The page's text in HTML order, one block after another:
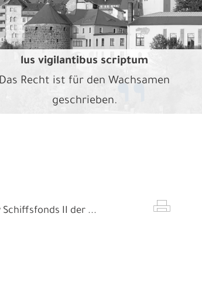
lus vigilantibus scriptum
Das Recht ist für den Wachsamen
geschrieben.
Schiffsfonds II der ...